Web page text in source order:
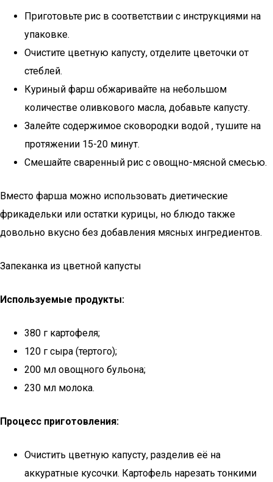
Приготовьте рис в соответствии с инструкциями на
упаковке.
Очистите цветную капусту, отделите цветочки от
стеблей.
Куриный фарш обжаривайте на небольшом
количестве оливкового масла, добавьте капусту.
Залейте содержимое сковородки водой , тушите на
протяжении 15-20 минут.
Смешайте сваренный рис с овощно-мясной смесью.
Вместо фарша можно использовать диетические
фрикадельки или остатки курицы, но блюдо также
довольно вкусно без добавления мясных ингредиентов.
Запеканка из цветной капусты
Используемые продукты:
380 г картофеля;
120 г сыра (тертого);
200 мл овощного бульона;
230 мл молока.
Процесс приготовления:
Очистить цветную капусту, разделив её на
аккуратные кусочки. Картофель нарезать тонкими